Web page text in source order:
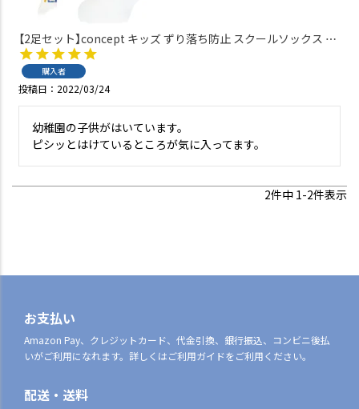
【2足セット】concept キッズ ずり落ち防止 スクールソックス 足
首パール編み かかと大きめ 直角ヒール クルー丈 通学 【365日最
短翌日発送】04700090
購入者
投稿日 2022/03/24
幼稚園の子供がはいています。
ピシッとはけているところが気に入ってます。
2件中 1-2件表示
お支払い
Amazon Pay、クレジットカード、代金引換、銀行振込、コンビニ後払
いがご利用になれます。詳しくはご利用ガイドをご利用ください。
配送・送料